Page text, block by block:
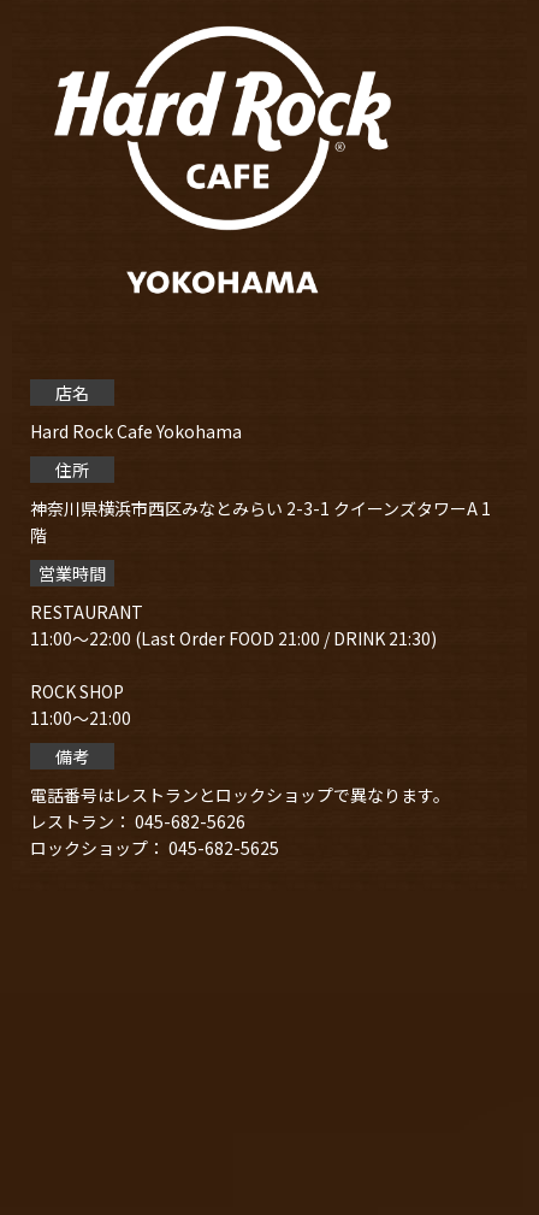
店名
Hard Rock Cafe Yokohama
住所
神奈川県横浜市⻄区みなとみらい 2-3-1 クイーンズタワーA 1
階
営業時間
RESTAURANT
11:00～22:00 (Last Order FOOD 21:00 / DRINK 21:30)
ROCK SHOP
11:00～21:00
備考
電話番号はレストランとロックショップで異なります。
レストラン： 045-682-5626
ロックショップ： 045-682-5625